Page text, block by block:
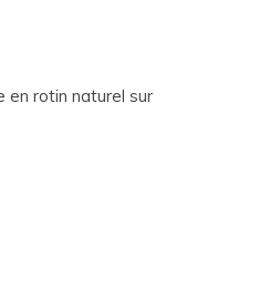
en rotin naturel sur